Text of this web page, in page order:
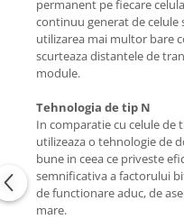
permanent pe fiecare
continuu generat de celule
utilizarea mai multor bare
scurteaza distantele de
module.
Tehnologia de tip N
In comparatie cu celule de
utilizeaza o tehnologie de
bune in ceea ce priveste
semnificativa a factorului
de functionare aduc, de
mare.